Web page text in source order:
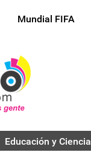
Mundial FIFA
Educación y Ciencia